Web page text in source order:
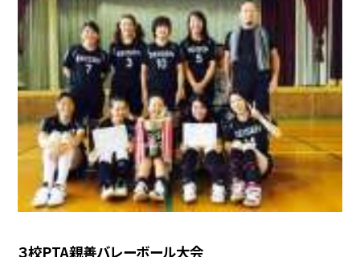
３校PTA親善バレーボール大会